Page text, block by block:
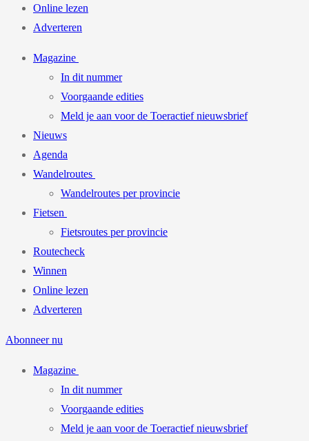
Online lezen
Adverteren
Magazine
In dit nummer
Voorgaande edities
Meld je aan voor de Toeractief nieuwsbrief
Nieuws
Agenda
Wandelroutes
Wandelroutes per provincie
Fietsen
Fietsroutes per provincie
Routecheck
Winnen
Online lezen
Adverteren
Abonneer nu
Magazine
In dit nummer
Voorgaande edities
Meld je aan voor de Toeractief nieuwsbrief